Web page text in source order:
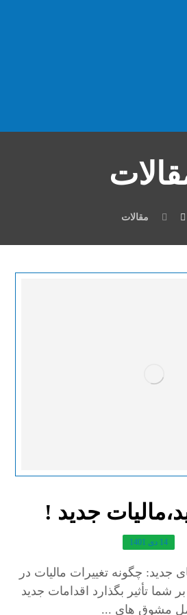
مقالات
جدید !
14 دی 1401
جدید: چگونه تغییرات مالیات در
تواند بر شما تأثیر بگذارد اقدامات جدید
مشوق های ...